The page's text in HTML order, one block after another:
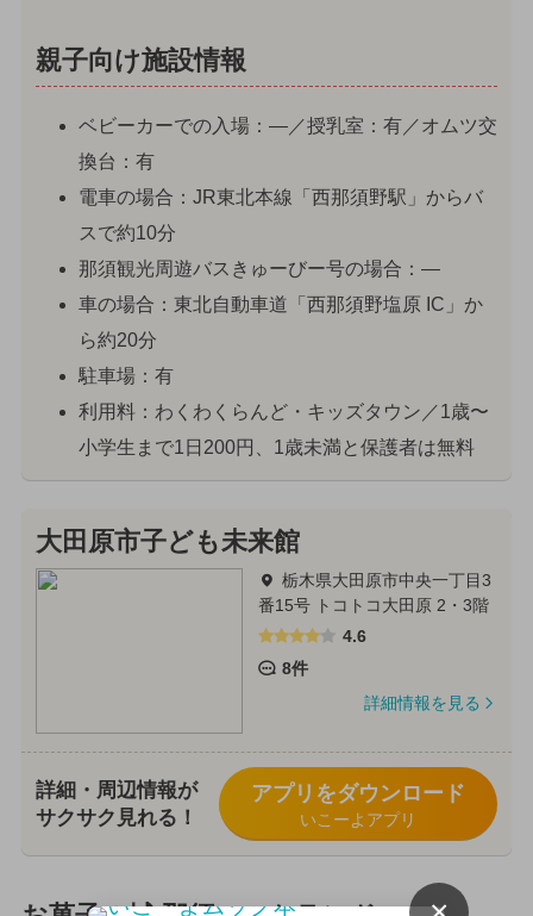
親子向け施設情報
ベビーカーでの入場：—／授乳室：有／オムツ交
換台：有
電車の場合：JR東北本線「西那須野駅」からバ
スで約10分
那須観光周遊バスきゅーびー号の場合：—
車の場合：東北自動車道「西那須野塩原 IC」か
ら約20分
駐車場：有
利用料：わくわくらんど・キッズタウン／1歳〜
小学生まで1日200円、1歳未満と保護者は無料
大田原市子ども未来館
栃木県大田原市中央一丁目3
番15号 トコトコ大田原 2・3階
4.6
8件
詳細情報を見る
詳細・周辺情報が
サクサク見れる！
アプリをダウンロード
いこーよアプリ